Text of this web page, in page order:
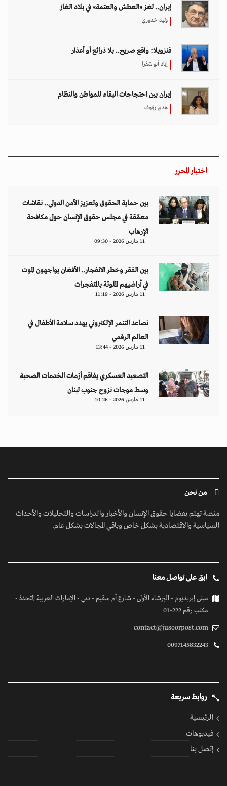
إيران.. لغز «العطش والعتمة» في بلاد الغاز
وليد خدوري
فنزويلا: واقع صريح.. بلا ذرائع أو أعذار
إياد أبو شقرا
إيران بين احتجاجات البقاء للمواطن والنظام
هدى رؤوف
اختيار المحرر
بين حماية الحقوق وتعزيز الأمن الدولي.. نقاشات
معمّقة في مجلس حقوق الإنسان حول مكافحة
الإرهاب
11 مارس 2026 - 09:30
بين الفقر وخطر الانفجار.. الأفغان يواجهون الموت
في أراضيهم الملوثة بالمتفجرات
11 مارس 2026 - 11:19
تصاعد التنمر الإلكتروني يهدد سلامة الأطفال في
العالم الرقمي
11 مارس 2026 - 13:44
التصعيد العسكري يفاقم أزمات الخدمات الصحية
وسط موجات نزوح جنوب لبنان
11 مارس 2026 - 10:26
من نحن
منصة تهتم بقضايا حقوق الإنسان والأخبار والدراسات والتحليلات والأحداث
السياسية والاقتصادية بشكل خاص وباقي المجالات بشكل عام.
ابق على تواصل معنا
مبنى إيريديوم - البرشاء الأولى - شارع أم سقيم - دبي - الإمارات العربية المتحدة -
مكتب رقم 222-01
contact@jusoorpost.com
0097145832243
روابط سريعة
الرئيسية
فيديوهات
إتصل بنا